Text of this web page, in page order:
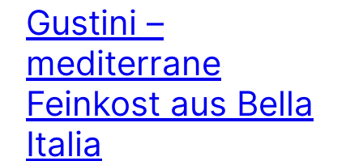
Gustini –
mediterrane
Feinkost aus Bella
Italia